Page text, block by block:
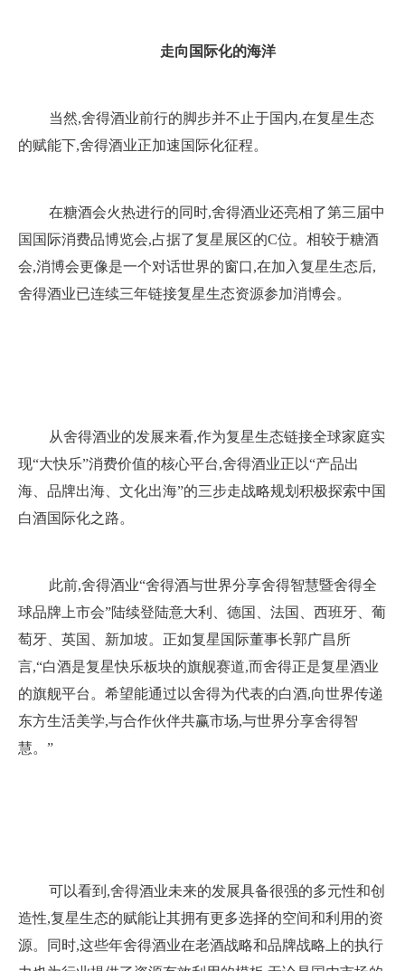
走向国际化的海洋
当然,舍得酒业前行的脚步并不止于国内,在复星生态
的赋能下,舍得酒业正加速国际化征程。
在糖酒会火热进行的同时,舍得酒业还亮相了第三届中
国国际消费品博览会,占据了复星展区的C位。相较于糖酒
会,消博会更像是一个对话世界的窗口,在加入复星生态后,
舍得酒业已连续三年链接复星生态资源参加消博会。
从舍得酒业的发展来看,作为复星生态链接全球家庭实
现“大快乐”消费价值的核心平台,舍得酒业正以“产品出
海、品牌出海、文化出海”的三步走战略规划积极探索中国
白酒国际化之路。
此前,舍得酒业“舍得酒与世界分享舍得智慧暨舍得全
球品牌上市会”陆续登陆意大利、德国、法国、西班牙、葡
萄牙、英国、新加坡。正如复星国际董事长郭广昌所
言,“白酒是复星快乐板块的旗舰赛道,而舍得正是复星酒业
的旗舰平台。希望能通过以舍得为代表的白酒,向世界传递
东方生活美学,与合作伙伴共赢市场,与世界分享舍得智
慧。”
可以看到,舍得酒业未来的发展具备很强的多元性和创
造性,复星生态的赋能让其拥有更多选择的空间和利用的资
源。同时,这些年舍得酒业在老酒战略和品牌战略上的执行